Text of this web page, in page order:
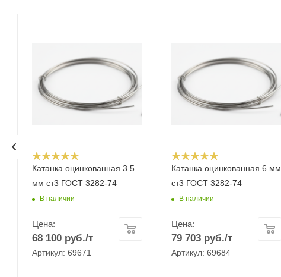
Катанка оцинкованная 3.5
мм ст3 ГОСТ 3282-74
В наличии
Цена:
68 100 руб./т
Артикул: 69671
Катанка оцинкованная 6 мм
ст3 ГОСТ 3282-74
В наличии
Цена:
79 703руб./т
Артикул: 69684